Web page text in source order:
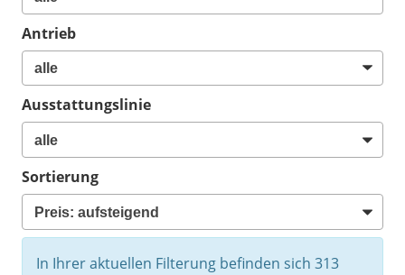
Antrieb
Ausstattungslinie
Sortierung
In Ihrer aktuellen Filterung befinden sich 313